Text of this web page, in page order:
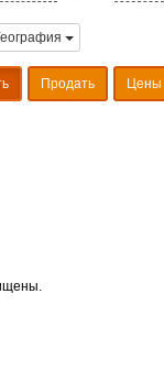
Продать Цены